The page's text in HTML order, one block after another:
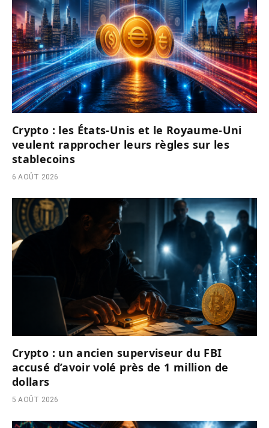
Crypto : les États-Unis et le Royaume-Uni
veulent rapprocher leurs règles sur les
stablecoins
6 AOÛT 2026
Crypto : un ancien superviseur du FBI
accusé d’avoir volé près de 1 million de
dollars
5 AOÛT 2026